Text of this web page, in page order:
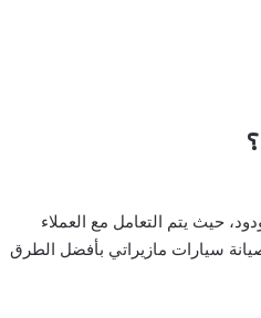
حيث يتم التعامل مع العملاء
صيانة سيارات مازيراتي بأفضل الطرق